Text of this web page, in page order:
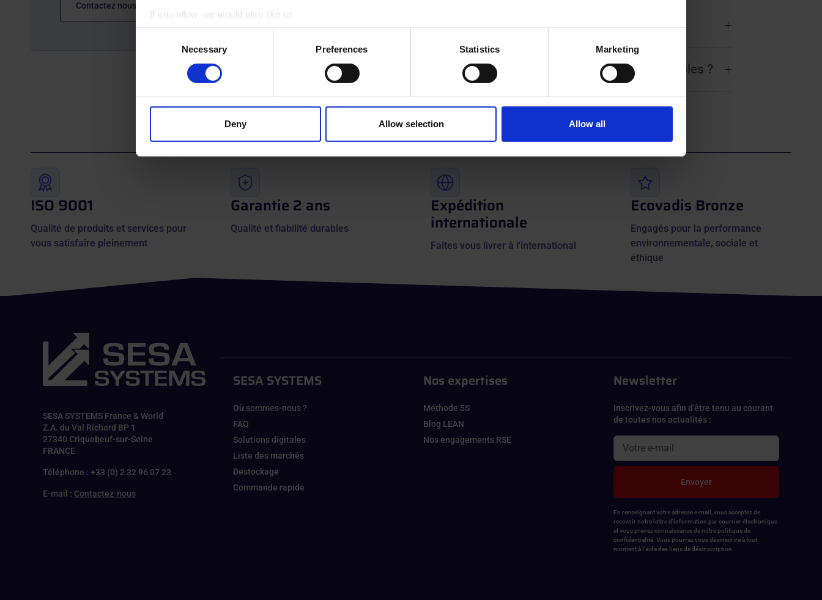
If you allow, we would also like to:
Collect information about your geographical location which can be accurate to within several meters
Identify your device by actively scanning it for specific characteristics (fingerprinting)
Find out more about how your personal data is processed and set your preferences in the
information about your use of our site with our social media, advertising and analytics partners who may combine it with
other information that you’ve provided to them or that they’ve collected from your use of their services.
Necessary Preferences Statistics Marketing
Deny Allow selection Allow all
Contactez nous
Est-il possible de se faire livrer à l'étranger ?
Quels sont vos différents modes de paiement disponibles ?
ISO 9001
Qualité de produits et services pour
vous satisfaire pleinement
Garantie 2 ans
Qualité et fiabilité durables
Expédition
internationale
Faites vous livrer à l'international
Ecovadis Bronze
Engagés pour la performance
environnementale, sociale et
éthique
SESA SYSTEMS France & World
Z.A. du Val Richard BP 1
27340 Criquebeuf-sur-Seine
FRANCE
Téléphone : +33 (0) 2 32 96 07 23
E-mail : Contactez-nous
SESA SYSTEMS
Où sommes-nous ?
FAQ
Solutions digitales
Liste des marchés
Destockage
Commande rapide
Nos expertises
Méthode 5S
Blog LEAN
Nos engagements RSE
Newsletter
Inscrivez-vous afin d'être tenu au courant
de toutes nos actualités :
Envoyer
En renseignant votre adresse e-mail, vous acceptez de
recevoir notre lettre d'information par courrier électronique
et vous prenez connaissance de notre politique de
confidentialité. Vous pourrez vous désinscrire à tout
moment à l'aide des liens de désinscription.